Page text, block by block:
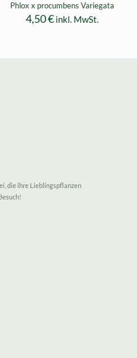
Phlox x procumbens Variegata
4,50€ inkl. MwSt.
die ihre Lieblingspflanzen